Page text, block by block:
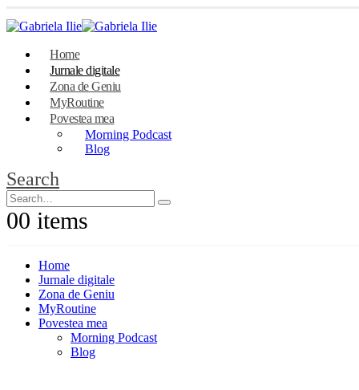
Home
Jurnale digitale
Zona de Geniu
MyRoutine
Povestea mea
Morning Podcast
Blog
Search
00 items
Home
Jurnale digitale
Zona de Geniu
MyRoutine
Povestea mea
Morning Podcast
Blog